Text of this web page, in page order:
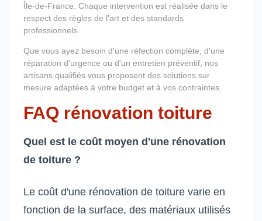
Île-de-France. Chaque intervention est réalisée dans le
respect des règles de l'art et des standards
professionnels.
Que vous ayez besoin d'une réfection complète, d'une
réparation d'urgence ou d'un entretien préventif, nos
artisans qualifiés vous proposent des solutions sur
mesure adaptées à votre budget et à vos contraintes.
FAQ rénovation toiture
Quel est le coût moyen d'une rénovation
de toiture ?
Le coût d'une rénovation de toiture varie en
fonction de la surface, des matériaux utilisés